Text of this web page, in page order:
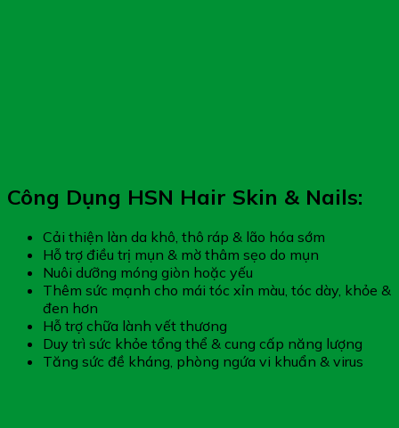
Công Dụng HSN Hair Skin & Nails:
Cải thiện làn da khô, thô ráp & lão hóa sớm
Hỗ trợ điều trị mụn & mờ thâm sẹo do mụn
Nuôi dưỡng móng giòn hoặc yếu
Thêm sức mạnh cho mái tóc xỉn màu, tóc dày, khỏe &
đen hơn
Hỗ trợ chữa lành vết thương
Duy trì sức khỏe tổng thể & cung cấp năng lượng
Tăng sức đề kháng, phòng ngứa vi khuẩn & virus